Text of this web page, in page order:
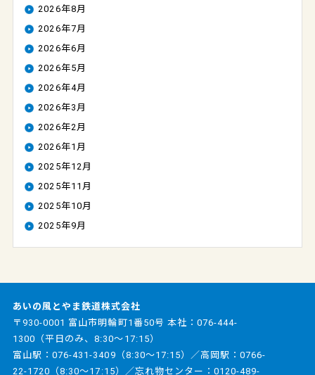
2026年8月
2026年7月
2026年6月
2026年5月
2026年4月
2026年3月
2026年2月
2026年1月
2025年12月
2025年11月
2025年10月
2025年9月
あいの風とやま鉄道株式会社
〒930-0001 富山市明輪町1番50号 本社： 076-444-
1300 （平日のみ、8:30～17:15）
富山駅：076-431-3409 （8:30～17:15）／高岡駅：0766-
22-1720 （8:30～17:15）／忘れ物センター：0120-489-